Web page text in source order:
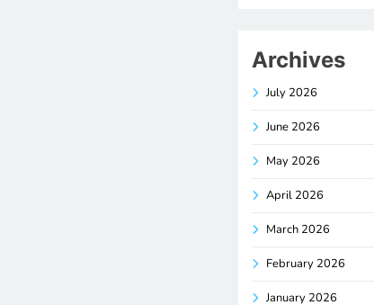
Archives
July 2026
June 2026
May 2026
April 2026
March 2026
February 2026
January 2026